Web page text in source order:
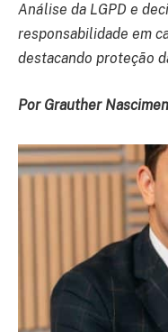
Análise da LGPD e
responsabilidade em
destacando proteção
Por Grauther